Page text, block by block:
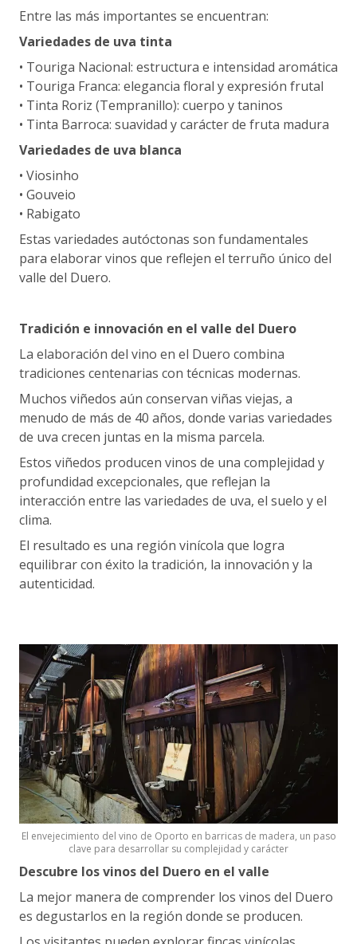
Entre las más importantes se encuentran:
Variedades de uva tinta
• Touriga Nacional: estructura e intensidad aromática
• Touriga Franca: elegancia floral y expresión frutal
• Tinta Roriz (Tempranillo): cuerpo y taninos
• Tinta Barroca: suavidad y carácter de fruta madura
Variedades de uva blanca
• Viosinho
• Gouveio
• Rabigato
Estas variedades autóctonas son fundamentales
para elaborar vinos que reflejen el terruño único del
valle del Duero.
Tradición e innovación en el valle del Duero
La elaboración del vino en el Duero combina
tradiciones centenarias con técnicas modernas.
Muchos viñedos aún conservan viñas viejas, a
menudo de más de 40 años, donde varias variedades
de uva crecen juntas en la misma parcela.
Estos viñedos producen vinos de una complejidad y
profundidad excepcionales, que reflejan la
interacción entre las variedades de uva, el suelo y el
clima.
El resultado es una región vinícola que logra
equilibrar con éxito la tradición, la innovación y la
autenticidad.
El envejecimiento del vino de Oporto en barricas de madera, un paso
clave para desarrollar su complejidad y carácter
Descubre los vinos del Duero en el valle
La mejor manera de comprender los vinos del Duero
es degustarlos en la región donde se producen.